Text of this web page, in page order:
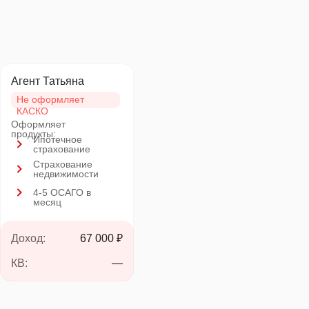
КВ: —
67 000 ₽
Агент Татьяна
4-5 ОСАГО в
месяц
Страхование
недвижимости
Ипотечное
страхование
Доход:
Оформляет
продукты:
Не оформляет
КАСКО